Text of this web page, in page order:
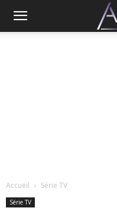
Accueil Série TV
Série TV